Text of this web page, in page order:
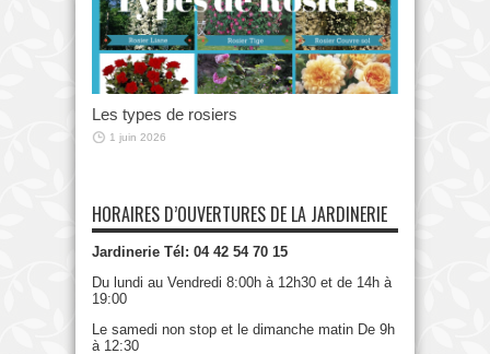
Les types de rosiers
1 juin 2026
HORAIRES D’OUVERTURES DE LA JARDINERIE
Jardinerie Tél: 04 42 54 70 15
Du lundi au Vendredi 8:00h à 12h30 et de 14h à
19:00
Le samedi non stop et le dimanche matin De 9h
à 12:30